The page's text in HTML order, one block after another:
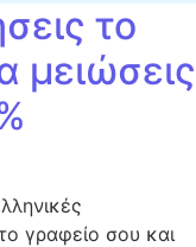
το
μειώσεις
γραφείο σου και